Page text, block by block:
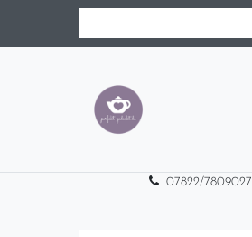
07822/7809027